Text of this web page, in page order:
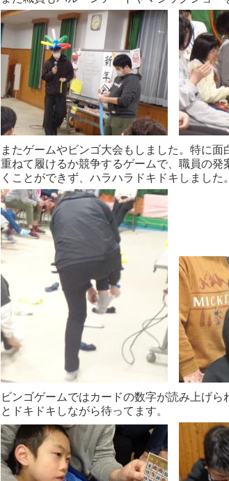
またゲームやビンゴ大会もしました。特に
重ねて履けるか競争するゲームで、職員の
くことができず、ハラハラドキドキしました
ビンゴゲームではカードの数字が読み上げ
とドキドキしながら待ってます。